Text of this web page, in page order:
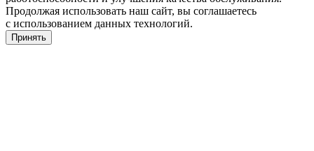
Продолжая использовать наш сайт, вы соглашаетесь
с использованием данных технологий.
Принять